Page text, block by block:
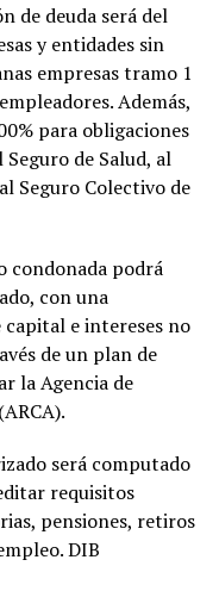
de deuda será del
y entidades sin
empresas tramo 1
Además,
para obligaciones
de Salud, al
Seguro Colectivo de
condonada podrá
con una
e intereses no
de un plan de
la Agencia de
será computado
requisitos
pensiones, retiros
DIB